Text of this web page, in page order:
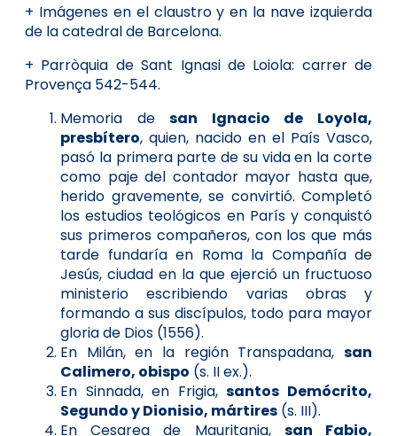
+ Imágenes en el claustro y en la nave izquierda
de la catedral de Barcelona.
+ Parròquia de Sant Ignasi de Loiola: carrer de
Provença 542-544.
Memoria desan Ignacio de Loyola,
presbítero, quien, nacido en el País Vasco,
pasó la primera parte de su vida en la corte
como paje del contador mayor hasta que,
herido gravemente, se convirtió. Completó
los estudios teológicos en París y conquistó
sus primeros compañeros, con los que más
tarde fundaría en Roma la Compañía de
Jesús, ciudad en la que ejerció un fructuoso
ministerio escribiendo varias obras y
formando a sus discípulos, todo para mayor
gloria de Dios (1556).
En Milán, en la región Transpadana, san
Calimero, obispo (s. II ex.).
En Sinnada, en Frigia,santos Demócrito,
Segundo y Dionisio, mártires (s. III).
En Cesarea de Mauritania, san Fabio,